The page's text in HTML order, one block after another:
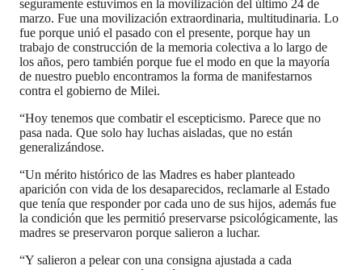
seguramente estuvimos en la movilización del último 24 de
marzo. Fue una movilización extraordinaria, multitudinaria. Lo
fue porque unió el pasado con el presente, porque hay un
trabajo de construcción de la memoria colectiva a lo largo de
los años, pero también porque fue el modo en que la mayoría
de nuestro pueblo encontramos la forma de manifestarnos
contra el gobierno de Milei.
“Hoy tenemos que combatir el escepticismo. Parece que no
pasa nada. Que solo hay luchas aisladas, que no están
generalizándose.
“Un mérito histórico de las Madres es haber planteado
aparición con vida de los desaparecidos, reclamarle al Estado
que tenía que responder por cada uno de sus hijos, además fue
la condición que les permitió preservarse psicológicamente, las
madres se preservaron porque salieron a luchar.
“Y salieron a pelear con una consigna ajustada a cada